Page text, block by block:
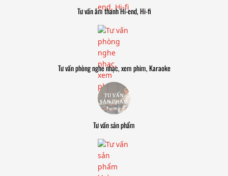
Tư vấn âm thanh Hi-end, Hi-fi
Tư vấn phòng nghe nhạc, xem phim, Karaoke
Tư vấn sản phẩm